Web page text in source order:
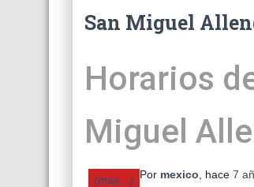
San Miguel
Horarios
Miguel
(más…) Por mexico , hace 7